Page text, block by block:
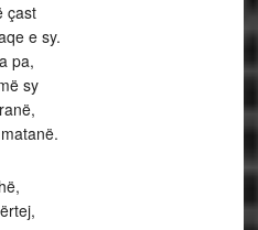
çast
e sy.
pa,
sy